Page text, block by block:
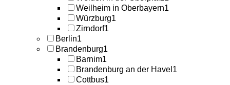
Weilheim in Oberbayern1
Würzburg1
Zirndorf1
Berlin1
Brandenburg1
Barnim1
Brandenburg an der Havel 1
Cottbus1